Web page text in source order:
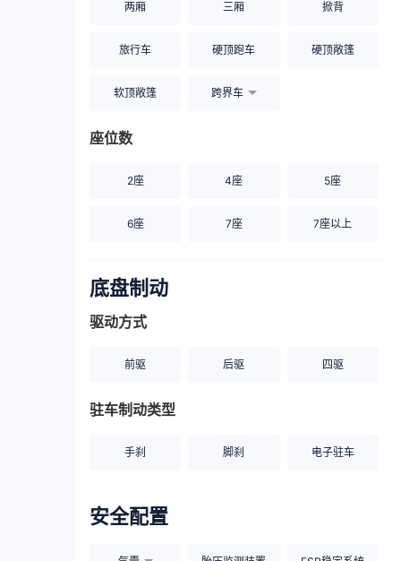
两厢 三厢 掀背
旅行车 硬顶跑车 硬顶敞篷
软顶敞篷 跨界车
座位数
2座 4座 5座
6座 7座 7座以上
底盘制动
驱动方式
前驱 后驱 四驱
驻车制动类型
手刹 脚刹 电子驻车
安全配置